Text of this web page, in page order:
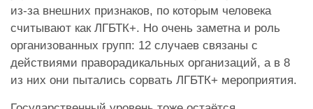
из-за внешних признаков, по которым человека
считывают как ЛГБТК+. Но очень заметна и роль
организованных групп: 12 случаев связаны с
действиями праворадикальных организаций, а в 8
из них они пытались сорвать ЛГБТК+ мероприятия.